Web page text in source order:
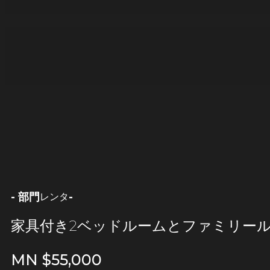
- 部門 レンタ-
家具付き2ベッドルームとファミリー
MN $55,000